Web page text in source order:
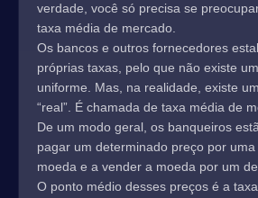
verdade, você só precisa se
taxa média de mercado.
Os bancos e outros fornecedores
próprias taxas, pelo que não existe
uniforme. Mas, na realidade, existe
“real”. É chamada de taxa média de
De um modo geral, os banqueiros
pagar um determinado preço por
moeda e a vender a moeda por um
O ponto médio desses preços é a